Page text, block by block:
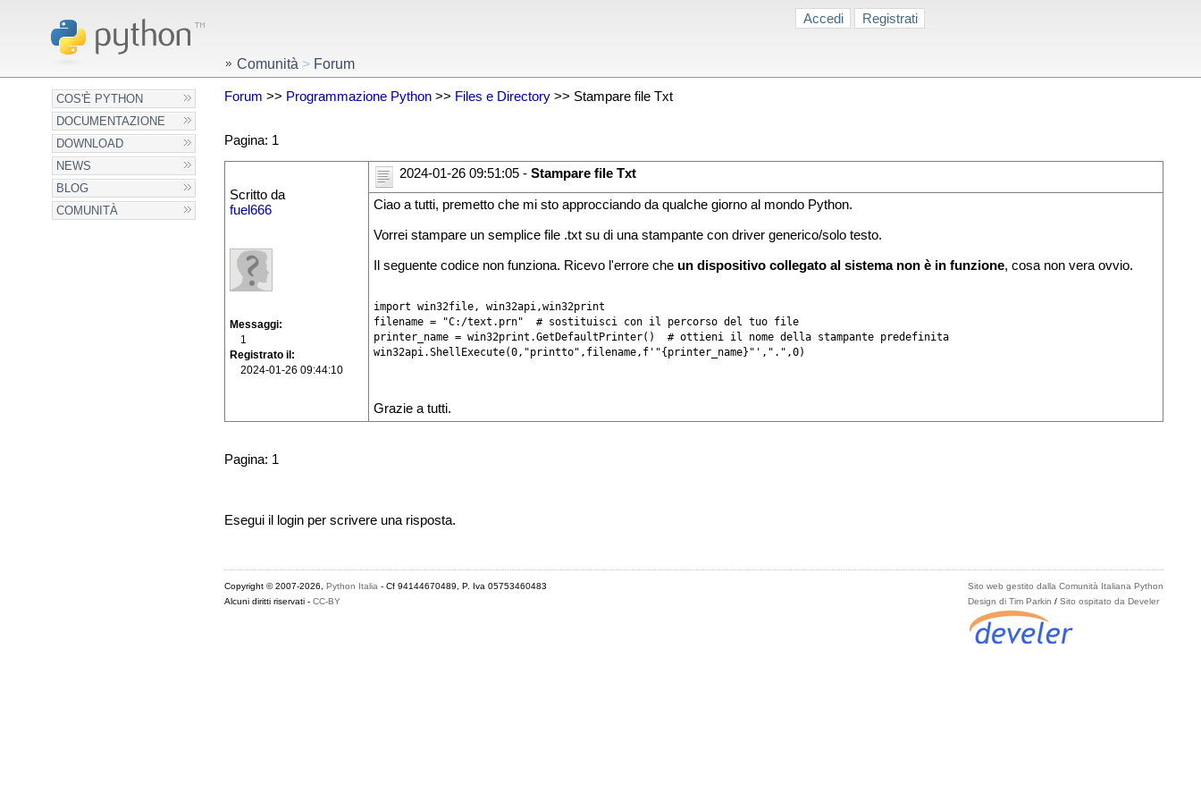
Accedi Registrati
COS'È PYTHON
DOCUMENTAZIONE
DOWNLOAD
NEWS
BLOG
COMUNITÀ
Comunità > Forum
Forum >> Programmazione Python>> Files e Directory>> Stampare file Txt
Pagina: 1
Scritto da
fuel666
Messaggi
1
Registrato il
2024-01-26 09:44:10
2024-01-26 09:51:05 - Stampare file Txt
Ciao a tutti, premetto che mi sto approcciando da qualche giorno al mondo Python.
Vorrei stampare un semplice file .txt su di una stampante con driver generico/solo testo.
Il seguente codice non funziona. Ricevo l'errore che un dispositivo collegato al sistema non è in funzione, cosa non vera ovvio.
import win32file, win32api,win32print
filename = "C:/text.prn"  # sostituisci con il percorso del tuo file
printer_name = win32print.GetDefaultPrinter()  # ottieni il nome della stampante predefinita
win32api.ShellExecute(0,"printto",filename,f'"{printer_name}"',".",0)
Grazie a tutti.
Pagina: 1
Esegui il login per scrivere una risposta.
Sito web gestito dalla Comunità Italiana Python
Design di Tim Parkin /Sito ospitato da Develer
Copyright © 2007-2026, Python Italia- Cf 94144670489, P. Iva 05753460483
Alcuni diritti riservati - CC-BY